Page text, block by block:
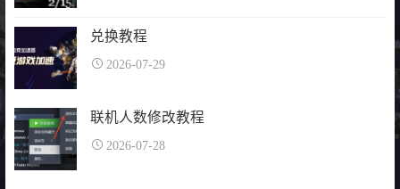
兑换教程
2026-07-29
联机人数修改教程
2026-07-28